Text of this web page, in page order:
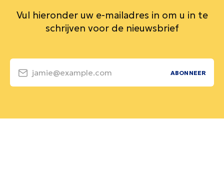
Vul hieronder uw e-mailadres in om u in te
schrijven voor de nieuwsbrief
jamie@example.com ABONNEER